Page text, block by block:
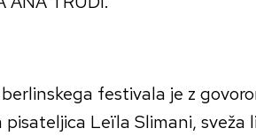
festivala je z
Leïla Slimani, sveža